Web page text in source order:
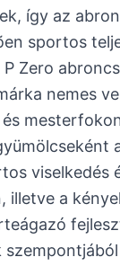
így az
sportos
Zero
nemes
viselkedés
illetve a